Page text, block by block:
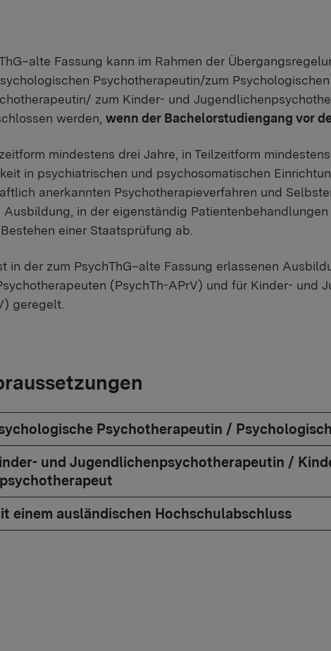
Fassung kann im Rahmen der
Psychotherapeutin/zum
zum Kinder- und
werden, wenn der Bachelorstudiengang vor
mindestens drei Jahre, in Teilzeitform
in psychiatrischen und psychosomatischen
anerkannten Psychotherapieverfahren und
in der eigenständig
einer Staatsprüfung ab.
in der zum PsychThG–alte Fassung erlassenen
(PsychTh-APrV) und für Kinder- und
geregelt.
Psychotherapeutin /
und Jugendlichenpsychotherapeutin /
einem ausländischen Hochschulabschluss